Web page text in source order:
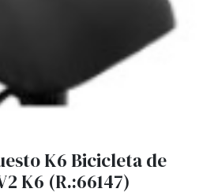
K6 Bicicleta de
K6 (R.:66147)